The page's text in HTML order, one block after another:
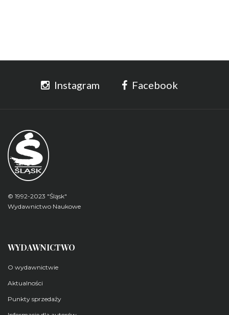
Instagram Facebook
© 1992-2023 "Śląsk"
Wydawnictwo Naukowe
WYDAWNICTWO
O wydawnictwie
Aktualności
Punkty sprzedaży